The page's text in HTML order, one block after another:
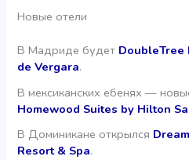
Новые отели
В Мадриде будет DoubleTree
de Vergara.
В мексиканских ебенях —
Homewood Suites by Hilton
В Доминикане открылся
Resort & Spa.